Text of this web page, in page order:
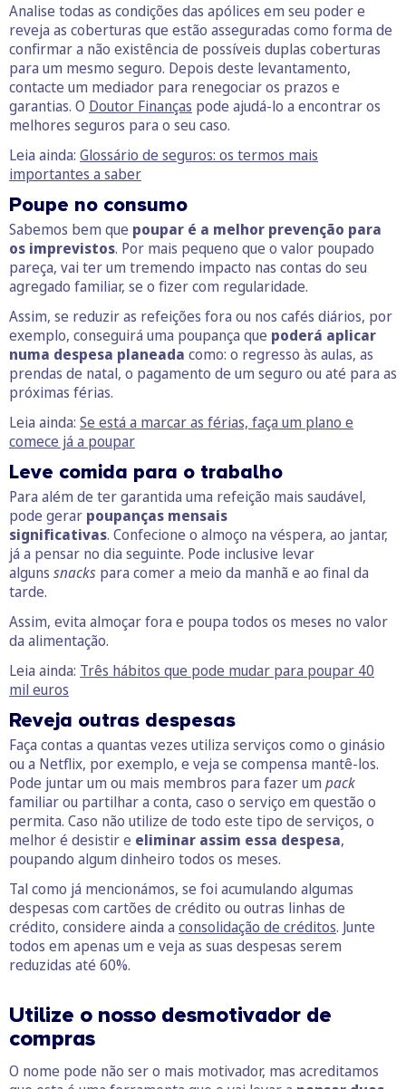
Analise todas as condições das apólices em seu poder e
reveja as coberturas que estão asseguradas como forma de
confirmar a não existência de possíveis duplas coberturas
para um mesmo seguro. Depois deste levantamento,
contacte um mediador para renegociar os prazos e
garantias. O Doutor Finanças pode ajudá-lo a encontrar os
melhores seguros para o seu caso.
Leia ainda: Glossário de seguros: os termos mais
importantes a saber
Poupe no consumo
Sabemos bem que poupar é a melhor prevenção para
os imprevistos. Por mais pequeno que o valor poupado
pareça, vai ter um tremendo impacto nas contas do seu
agregado familiar, se o fizer com regularidade.
Assim, se reduzir as refeições fora ou nos cafés diários, por
exemplo, conseguirá uma poupança que poderá aplicar
numa despesa planeada como: o regresso às aulas, as
prendas de natal, o pagamento de um seguro ou até para as
próximas férias.
Leia ainda: Se está a marcar as férias, faça um plano e
comece já a poupar
Leve comida para o trabalho
Para além de ter garantida uma refeição mais saudável,
pode gerar poupanças mensais
significativas. Confecione o almoço na véspera, ao jantar,
já a pensar no dia seguinte. Pode inclusive levar
alguns snacks para comer a meio da manhã e ao final da
tarde.
Assim, evita almoçar fora e poupa todos os meses no valor
da alimentação.
Leia ainda: Três hábitos que pode mudar para poupar 40
mil euros
Reveja outras despesas
Faça contas a quantas vezes utiliza serviços como o ginásio
ou a Netflix, por exemplo, e veja se compensa mantê-los.
Pode juntar um ou mais membros para fazer um pack
familiar ou partilhar a conta, caso o serviço em questão o
permita. Caso não utilize de todo este tipo de serviços, o
melhor é desistir e eliminar assim essa despesa,
poupando algum dinheiro todos os meses.
Tal como já mencionámos, se foi acumulando algumas
despesas com cartões de crédito ou outras linhas de
crédito, considere ainda a consolidação de créditos. Junte
todos em apenas um e veja as suas despesas serem
reduzidas até 60%.
Utilize o nosso desmotivador de
compras
O nome pode não ser o mais motivador, mas acreditamos